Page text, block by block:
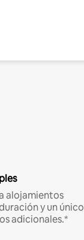
alojamientos
y un único
adicionales.*